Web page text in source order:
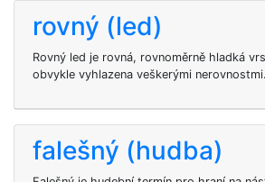
rovný (led)
Rovný led je rovná, rovnoměrně hladká
obvykle vyhlazena veškerými nerovnostmi.
falešný (hudba)